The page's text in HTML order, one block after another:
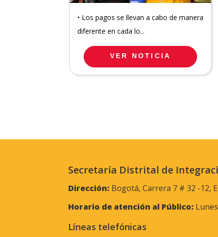
• Los pagos se llevan a cabo de manera
diferente en cada lo...
VER NOTICIA
Secretaría Distrital de
Dirección: Bogotá, Carrera 7 # 32 -12,
Horario de atención al Público:
Líneas telefónicas